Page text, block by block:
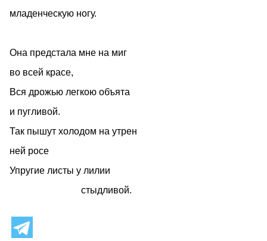
младенческую ногу.
Она предстала мне на миг
во всей красе,
Вся дрожью легкою объята
и пугливой.
Так пышут холодом на утрен
ней росе
Упругие листы у лилии
стыдливой.